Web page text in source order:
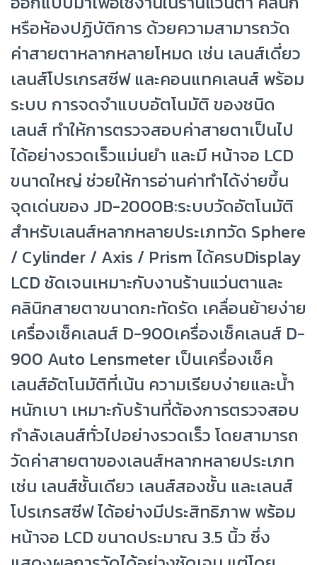
หรือห้องปฏิบัติการ ด้วยความสามารถวัด
ค่าสายตาหลากหลายโหมด เช่น เลนส์เดี่ยว
เลนส์โปรเกรสซีฟ และคอนแทคเลนส์ พร้อม
ระบบ การจดจำแบบอัตโนมัติ ของชนิด
เลนส์ ทำให้การตรวจสอบค่าสายตาเป็นไป
ได้อย่างรวดเร็วแม่นยำ และมี หน้าจอ LCD
ขนาดใหญ่ ช่วยให้การอ่านค่าทำได้ง่ายขึ้น
จุดเด่นของ JD-2000B:ระบบวัดอัตโนมัติ
สำหรับเลนส์หลากหลายประเภทวัด Sphere
/ Cylinder / Axis / Prism ได้ครบDisplay
LCD ชัดเจนเหมาะกับงานร้านแว่นตาและ
คลินิกสายตาขนาดกะทัดรัด เคลื่อนย้ายง่าย
เครื่องเช็คเลนส์ D-900เครื่องเช็คเลนส์ D-
900 Auto Lensmeter เป็นเครื่องเช็ค
เลนส์อัตโนมัติที่เน้น ความเรียบง่ายและน้ำ
หนักเบา เหมาะกับร้านที่ต้องการตรวจสอบ
กำลังเลนส์ทั่วไปอย่างรวดเร็ว โดยสามารถ
วัดค่าสายตาของเลนส์หลากหลายประเภท
เช่น เลนส์ชั้นเดียว เลนส์สองชั้น และเลนส์
โปรเกรสซีฟ ได้อย่างมีประสิทธิภาพ พร้อม
หน้าจอ LCD ขนาดประมาณ 3.5 นิ้ว ซึ่ง